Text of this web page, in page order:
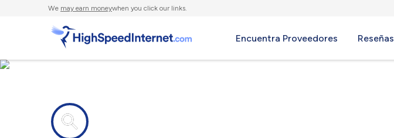
We may earn moneywhen you click our links.
Encuentra Proveedores Reseñas